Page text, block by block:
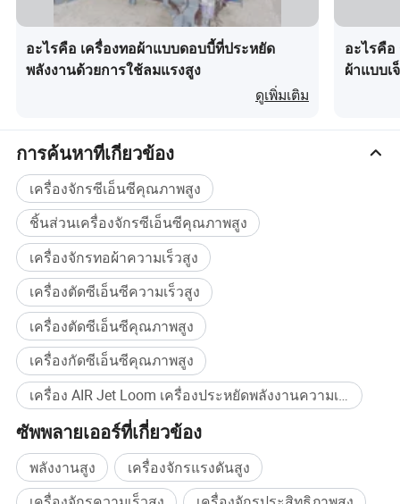
สองทางทั้งก่อนและหลังการเพิ่ม ป้ายเฟรมแพดของเฮ
รัลด์
ลดการสั่นสะเทือนของเฟรมจากการสั่นสะเทือนของ
ความเร็วสูงในเวลาเดียวกันจึงลดการสึกหรอและการ
ฉีกขาดของเฟรมจากเฮรัลด์
ตลอดการทดสอบและการฝึกปฏิบัติที่ยาวนาน
YC910 series Air Jet Loom ให้ประสิทธิภาพที่โดด
เด่นในการทอผ้าเดนิมผ้าเนื้อหนาผ้าลายทอและ ผ้า
เนื้อความหนาแน่นสูง
ตอนนี้กลายเป็นตัวเลือกแรกของเครื่องบินรุ่นแอร์ทอม
แทนเครื่องจักรลำใหญ่
อะไรคือ เครื่องทอผ้าแบบดอบบี้ที่ประหยัด
พลังงานด้วยการใช้ลมแรงสูง
ดูเพิ่มเติม
อะไรคือ
ผ้าแบบ
การค้นหาที่เกี่ยวข้อง
เครื่องจักรซีเอ็นซีคุณภาพสูง
ชิ้นส่วนเครื่องจักรซีเอ็นซีคุณภาพสูง
เครื่องจักรทอผ้าความเร็วสูง
เครื่องตัดซีเอ็นซีความเร็วสูง
เครื่องตัดซีเอ็นซีคุณภาพสูง
เครื่องกัดซีเอ็นซีคุณภาพสูง
เครื่อง AIR Jet Loom เครื่องประหยัดพลังงานความเร็วสูงเครื่องจักรเครื่องจักรสิ่งทอเครื่อง CNC เครื่องคุณภาพสูง ซื้อจำนวนมาก
ซัพพลายเออร์ที่เกี่ยวข้อง
พลังงานสูง
เครื่องจักรแรงดันสูง